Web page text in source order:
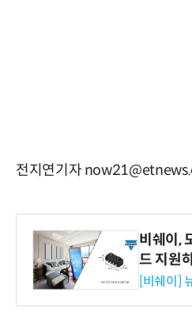
전지연기자
비쉐이,
드 지원
리즈 IR
[비쉐이]